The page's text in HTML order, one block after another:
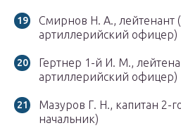
Смирнов Н. А., лейтенант
артиллерийский офицер)
Гертнер 1-й И. М.,
артиллерийский офицер)
Мазуров Г. Н., капитан 2-
начальник)